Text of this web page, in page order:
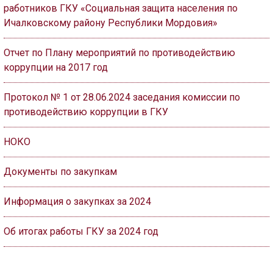
работников ГКУ «Социальная защита населения по
Ичалковскому району Республики Мордовия»
Отчет по Плану мероприятий по противодействию
коррупции на 2017 год
Протокол № 1 от 28.06.2024 заседания комиссии по
противодействию коррупции в ГКУ
НОКО
Документы по закупкам
Информация о закупках за 2024
Об итогах работы ГКУ за 2024 год